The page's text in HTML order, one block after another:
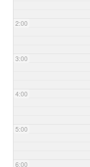
2:00
3:00
4:00
5:00
6:00